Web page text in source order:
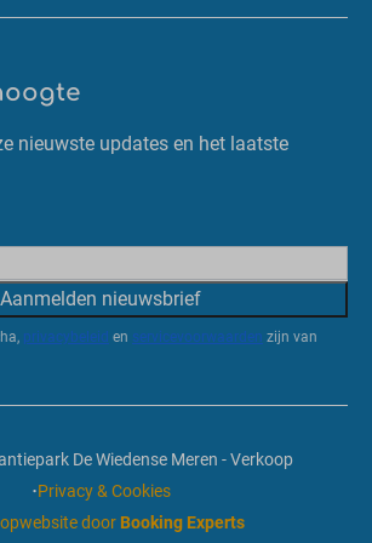
nieuwste updates en het laatste
Aanmelden nieuwsbrief
privacybeleid en servicevoorwaarden zijn van
De Wiedense Meren - Verkoop
·Privacy & Cookies
door Booking Experts